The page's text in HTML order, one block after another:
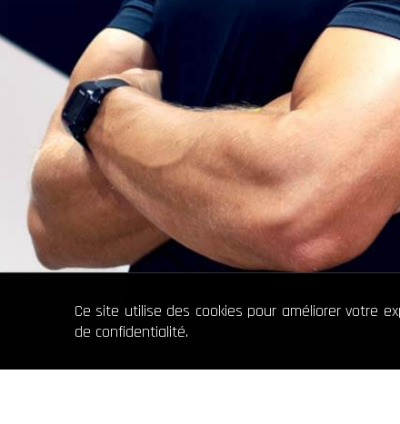
Ce site utilise des cookies pour améliorer votre
de confidentialité.